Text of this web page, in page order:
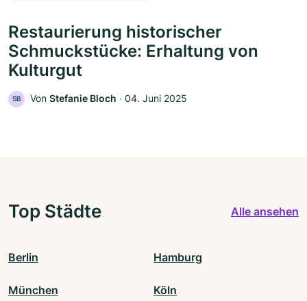
Restaurierung historischer
Schmuckstücke: Erhaltung von
Kulturgut
SB Von Stefanie Bloch ‧ 04. Juni 2025
Top Städte Alle ansehen
Berlin Hamburg
München Köln